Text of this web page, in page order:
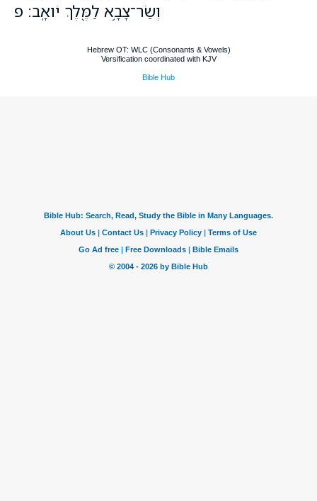
וְשַׂר־צָבָ֥א לַמֶּ֖לֶךְ יֹואָֽב׃ פ
Hebrew OT: WLC (Consonants & Vowels)
Versification coordinated with KJV
Bible Hub